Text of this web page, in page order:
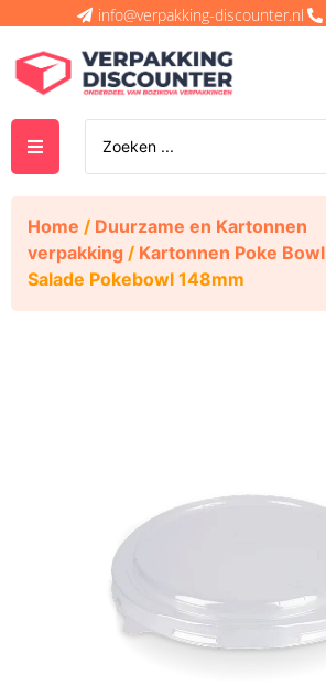
info@verpakking-discounter.nl
Home / Duurzame en Kartonnen
verpakking / Kartonnen Poke Bowl
Salade Pokebowl 148mm